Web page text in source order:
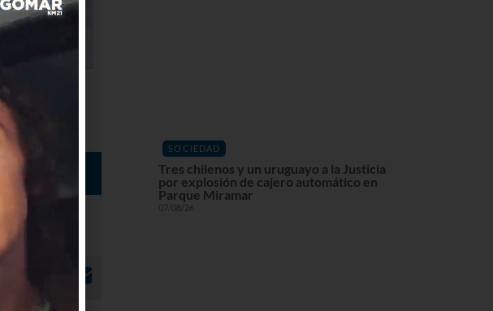
SOCIEDAD
Tres chilenos y un uruguayo a la Justicia
por explosión de cajero automático en
Parque Miramar
07/08/26